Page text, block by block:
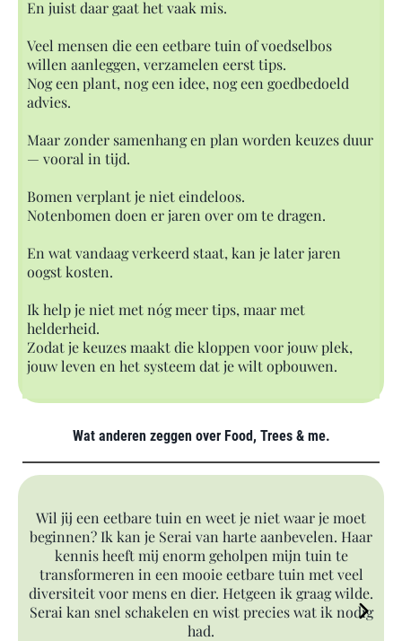
En juist daar gaat het vaak mis.
Veel mensen die een eetbare tuin of voedselbos
willen aanleggen, verzamelen eerst tips.
Nog een plant, nog een idee, nog een goedbedoeld
advies.
Maar zonder samenhang en plan worden keuzes duur
— vooral in tijd.
Bomen verplant je niet eindeloos.
Notenbomen doen er jaren over om te dragen.
En wat vandaag verkeerd staat, kan je later jaren
oogst kosten.
Ik help je niet met nóg meer tips, maar met
helderheid.
Zodat je keuzes maakt die kloppen voor jouw plek,
jouw leven en het systeem dat je wilt opbouwen.
Wat anderen zeggen over Food, Trees & me.
Wil jij een eetbare tuin en weet je niet waar je moet
beginnen? Ik kan je Serai van harte aanbevelen. Haar
kennis heeft mij enorm geholpen mijn tuin te
transformeren in een mooie eetbare tuin met veel
diversiteit voor mens en dier. Hetgeen ik graag wilde.
Serai kan snel schakelen en wist precies wat ik nodig
had.